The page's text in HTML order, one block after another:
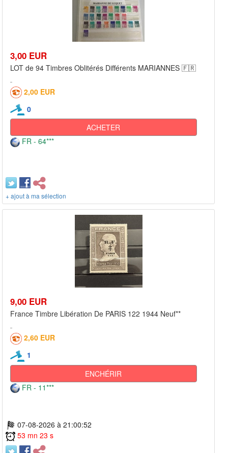
3,00 EUR
LOT de 94 Timbres Oblitérés Différents MARIANNES 🇫🇷
2,00 EUR
0
ACHETER
FR - 64***
+ ajout à ma sélection
9,00 EUR
France Timbre Libération De PARIS 122 1944 Neuf**
2,60 EUR
1
ENCHÉRIR
FR - 11***
07-08-2026 à 21:00:52
53 mn 23 s